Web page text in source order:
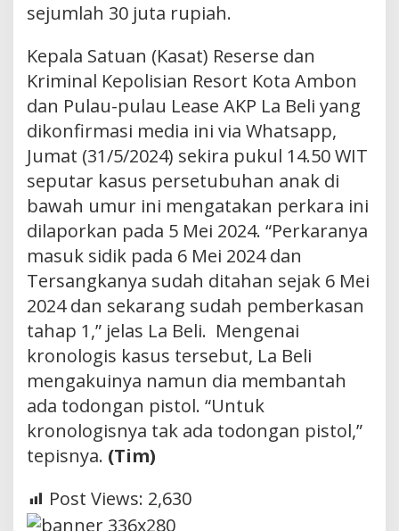
sejumlah 30 juta rupiah.
Kepala Satuan (Kasat) Reserse dan
Kriminal Kepolisian Resort Kota Ambon
dan Pulau-pulau Lease AKP La Beli yang
dikonfirmasi media ini via Whatsapp,
Jumat (31/5/2024) sekira pukul 14.50 WIT
seputar kasus persetubuhan anak di
bawah umur ini mengatakan perkara ini
dilaporkan pada 5 Mei 2024. “Perkaranya
masuk sidik pada 6 Mei 2024 dan
Tersangkanya sudah ditahan sejak 6 Mei
2024 dan sekarang sudah pemberkasan
tahap 1,” jelas La Beli. Mengenai
kronologis kasus tersebut, La Beli
mengakuinya namun dia membantah
ada todongan pistol. “Untuk
kronologisnya tak ada todongan pistol,”
tepisnya. (Tim)
Post Views: 2,630